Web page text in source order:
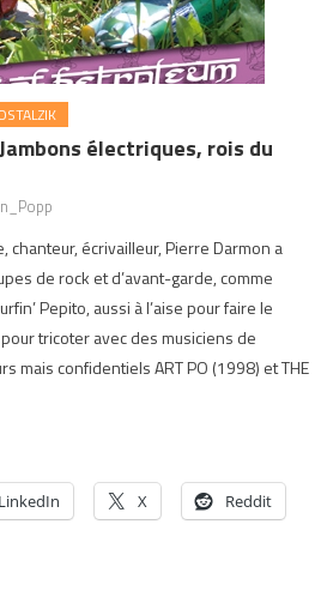
électriques, rois du
chanteur, écrivailleur, Pierre Darmon a
de rock et d’avant-garde, comme
Pepito, aussi à l’aise pour faire le
tricoter avec des musiciens de
mais confidentiels ART PO (1998) et THE
LinkedIn X Reddit